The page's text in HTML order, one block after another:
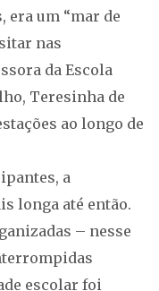
era um “mar de
nas
da Escola
Teresinha de
ao longo de
a
longa até então.
– nesse
escolar foi